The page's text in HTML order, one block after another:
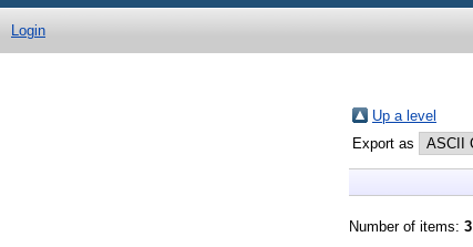
Login
Up a level
Export as
Number of items: 3